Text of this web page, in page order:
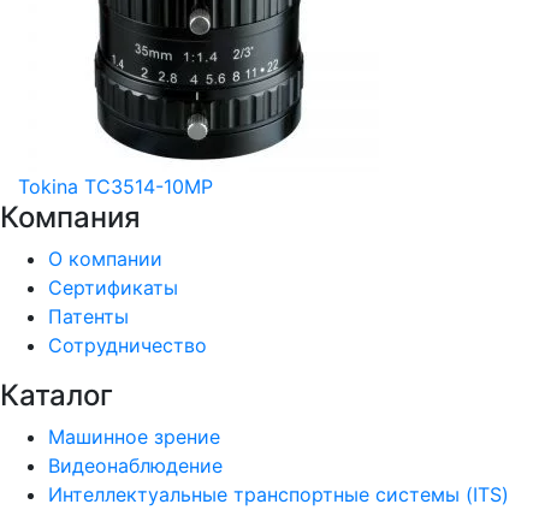
Tokina TC3514-10MP
Компания
О компании
Сертификаты
Патенты
Сотрудничество
Каталог
Машинное зрение
Видеонаблюдение
Интеллектуальные транспортные системы (ITS)